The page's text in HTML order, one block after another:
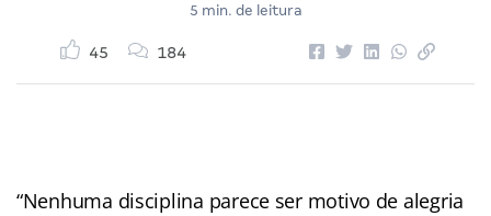
5 min. de leitura
45 184
“Nenhuma disciplina parece ser motivo de alegria